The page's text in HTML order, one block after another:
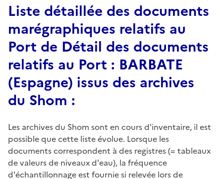
Liste détaillée des documents
marégraphiques relatifs au
Port de Détail des documents
relatifs au Port : BARBATE
(Espagne) issus des archives
du Shom :
Les archives du Shom sont en cours d'inventaire, il est
possible que cette liste évolue. Lorsque les
documents correspondent à des registres (= tableaux
de valeurs de niveaux d'eau), la fréquence
d'échantillonnage est fournie si relevée lors de